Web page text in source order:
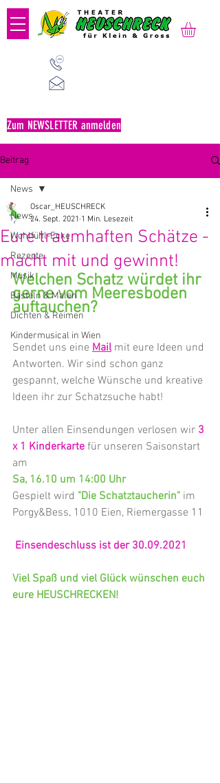
Zum NEWSLETTER anmelden
Beitrag
News
Wohlfühl-Ecke
Rezepte
Musik
Basteln & Malen
Dichten & Reimen
Kindermusical in Wien
News
Eure traumhaften Schätze -
macht mit und gewinnt!
Oscar_HEUSCHRECK
24. Sept. 2021 1 Min. Lesezeit
Welchen Schatz würdet ihr
gerne vom Meeresboden
auftauchen?
Sendet uns eine Mail mit eure Ideen und
Antworten. Wir sind schon ganz
gespannt, welche Wünsche und kreative
Ideen ihr zur Schatzsuche habt!
Unter allen Einsendungen verlosen wir 3
x 1 Kinderkarte für unseren Saisonstart
am
Sa, 16.10 um 14:00 Uhr
Gespielt wird "Die Schatztaucherin" im
Porgy&Bess, 1010 Eien, Riemergasse 11
Einsendeschluss ist der 30.09.2021
Viel Spaß und viel Glück wünschen euch
eure HEUSCHRECKEN!